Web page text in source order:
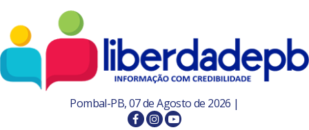
Pombal-PB, 07 de Agosto de 2026 |